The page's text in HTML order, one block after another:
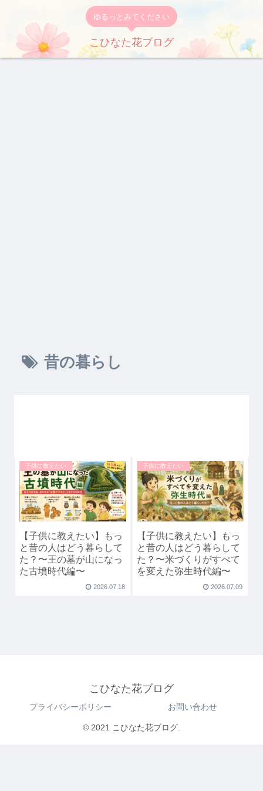
ゆるっとみてください
こひなた花ブログ
昔の暮らし
子供に教えたい
【子供に教えたい】もっ
と昔の人はどう暮らして
た？〜王の墓が山になっ
た古墳時代編〜
2026.07.18
子供に教えたい
【子供に教えたい】もっ
と昔の人はどう暮らして
た？〜米づくりがすべて
を変えた弥生時代編〜
2026.07.09
こひなた花ブログ
プライバシーポリシー お問い合わせ
© 2021 こひなた花ブログ.